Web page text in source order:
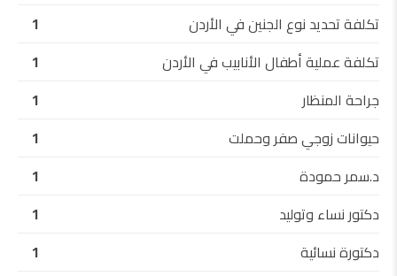
تكلفة تحديد نوع الجنين في الأردن
1
تكلفة عملية أطفال الأنابيب في الأردن
1
جراحة المنظار
1
حيوانات زوجي صفر وحملت
1
د.سمر حمودة
1
دكتور نساء وتوليد
1
دكتورة نسائية
1